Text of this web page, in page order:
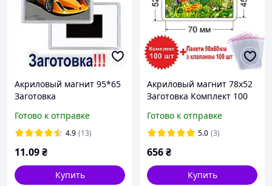
Акриловый магнит 95*65
Заготовка
Готово к отправке
4.9 (13)
11.09₴
Купить
Акриловый магнит 78х52
Заготовка Комплект 100
Готово к отправке
5.0 (3)
656₴
Купить